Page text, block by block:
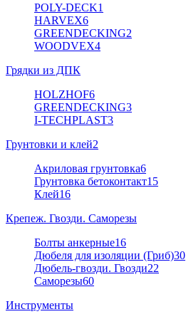
POLY-DECK1
HARVEX6
GREENDECKING2
WOODVEX4
Грядки из ДПК
HOLZHOF6
GREENDECKING3
I-TECHPLAST3
Грунтовки и клей2
Акриловая грунтовка6
Грунтовка бетоконтакт15
Клей16
Крепеж. Гвозди. Саморезы
Болты анкерные16
Дюбеля для изоляции (Гриб)30
Дюбель-гвозди. Гвозди22
Саморезы60
Инструменты